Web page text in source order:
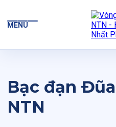
MENU
Bạc đạn
NTN